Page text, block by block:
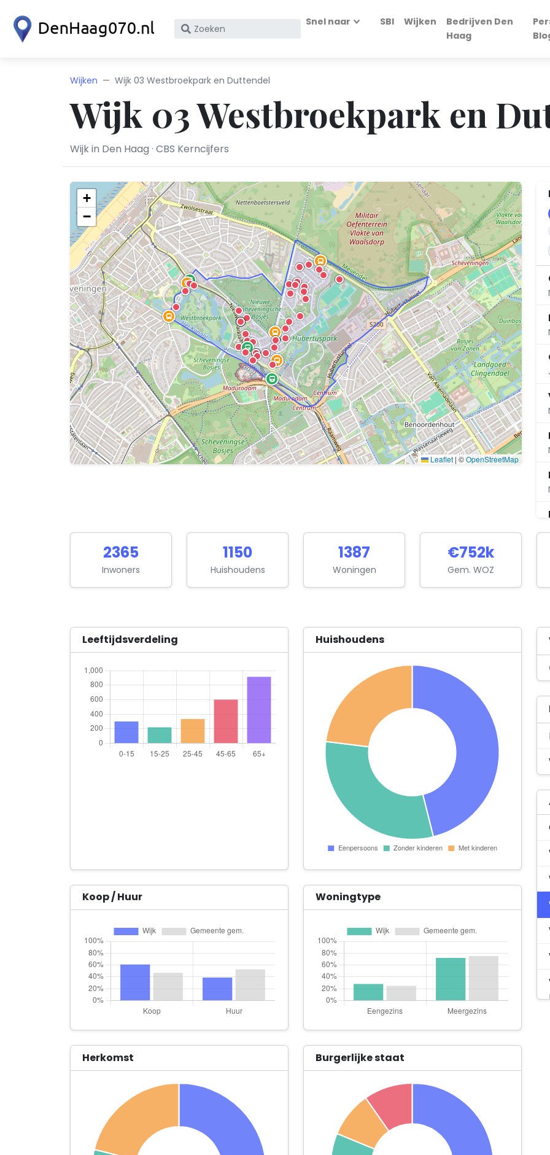
Zoek
KvK
nummer
Snel naar SBI Wijken
Bedrijven Den
Haag
Wijken Wijk 03 Westbroekpark en Duttendel
Wijk 03 Westbroekpark en
Wijk in Den Haag · CBS Kerncijfers
+
−
Leaflet | ©OpenStreetMap
2365
Inwoners
1150
Huishoudens
1387
Woningen
€752k
Gem. WOZ
Leeftijdsverdeling Huishoudens
Koop / Huur Woningtype
Herkomst Burgerlijke staat